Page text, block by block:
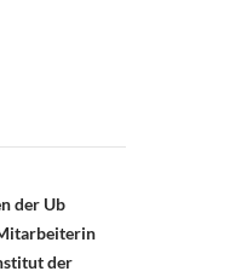
der Ub
der